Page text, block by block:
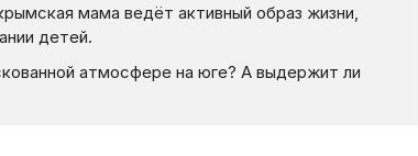
мама ведёт активный образ жизни,
детей.
атмосфере на юге? А выдержит ли